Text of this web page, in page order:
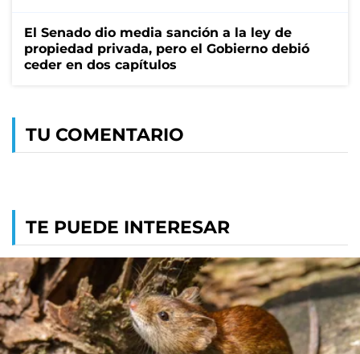
El Senado dio media sanción a la ley de
propiedad privada, pero el Gobierno debió
ceder en dos capítulos
TU COMENTARIO
TE PUEDE INTERESAR